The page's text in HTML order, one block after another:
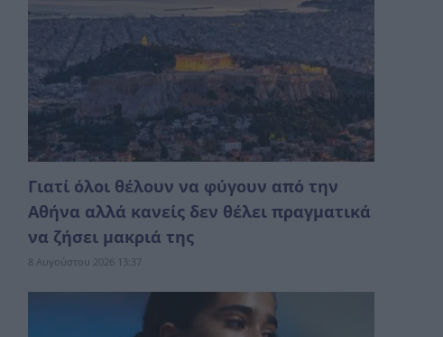
Γιατί όλοι θέλουν να φύγουν από την
Αθήνα αλλά κανείς δεν θέλει πραγματικά
να ζήσει μακριά της
8 Αυγούστου 2026 13:37